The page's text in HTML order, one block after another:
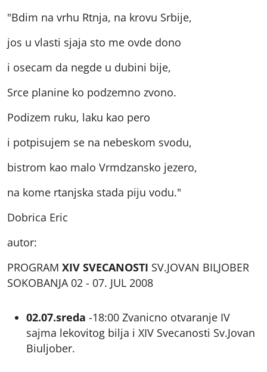
"Bdim na vrhu Rtnja, na krovu Srbije,
jos u vlasti sjaja sto me ovde dono
i osecam da negde u dubini bije,
Srce planine ko podzemno zvono.
Podizem ruku, laku kao pero
i potpisujem se na nebeskom svodu,
bistrom kao malo Vrmdzansko jezero,
na kome rtanjska stada piju vodu."
Dobrica Eric
autor:
PROGRAM XIV SVECANOSTI SV.JOVAN BILJOBER
SOKOBANJA 02 - 07. JUL 2008
02.07.sreda -18:00 Zvanicno otvaranje IV
sajma lekovitog bilja i XIV Svecanosti Sv.Jovan
Biuljober.